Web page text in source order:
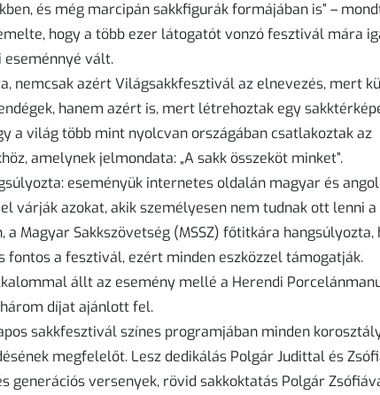
és még marcipán sakkfigurák formájában is” –
hogy a több ezer látogatót vonzó fesztivál mára
eseménnyé vált.
nemcsak azért Világsakkfesztivál az elnevezés, mert
hanem azért is, mert létrehoztak egy
a világ több mint nyolcvan országában csatlakoztak az
amelynek jelmondata: „A sakk összeköt minket”.
eseményük internetes oldalán magyar és
várják azokat, akik személyesen nem tudnak ott lenni a
a Magyar Sakkszövetség (MSSZ) főtitkára hangsúlyozta,
fontos a fesztivál, ezért minden eszközzel támogatják.
állt az esemény mellé a Herendi
díjat ajánlott fel.
sakkfesztivál színes programjában minden
megfelelőt. Lesz dedikálás Polgár Judittal és
generációs versenyek, rövid sakkoktatás Polgár